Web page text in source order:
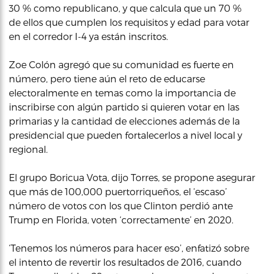
30 % como republicano, y que calcula que un 70 %
de ellos que cumplen los requisitos y edad para votar
en el corredor I-4 ya están inscritos.
Zoe Colón agregó que su comunidad es fuerte en
número, pero tiene aún el reto de educarse
electoralmente en temas como la importancia de
inscribirse con algún partido si quieren votar en las
primarias y la cantidad de elecciones además de la
presidencial que pueden fortalecerlos a nivel local y
regional.
El grupo Boricua Vota, dijo Torres, se propone asegurar
que más de 100,000 puertorriqueños, el ‘escaso’
número de votos con los que Clinton perdió ante
Trump en Florida, voten ‘correctamente’ en 2020.
‘Tenemos los números para hacer eso’, enfatizó sobre
el intento de revertir los resultados de 2016, cuando